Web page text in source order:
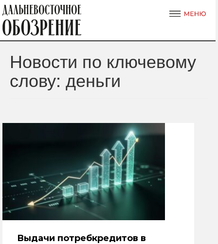
Новости по ключевому
слову: деньги
Выдачи потребкредитов в